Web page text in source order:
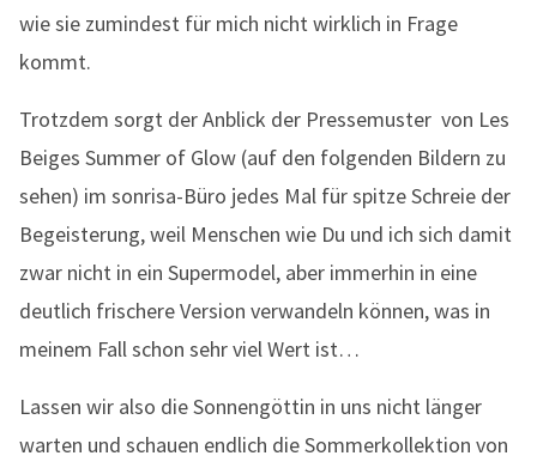
wie sie zumindest für mich nicht wirklich in Frage
kommt.
Trotzdem sorgt der Anblick der Pressemuster von Les
Beiges Summer of Glow (auf den folgenden Bildern zu
sehen) im sonrisa-Büro jedes Mal für spitze Schreie der
Begeisterung, weil Menschen wie Du und ich sich damit
zwar nicht in ein Supermodel, aber immerhin in eine
deutlich frischere Version verwandeln können, was in
meinem Fall schon sehr viel Wert ist…
Lassen wir also die Sonnengöttin in uns nicht länger
warten und schauen endlich die Sommerkollektion von